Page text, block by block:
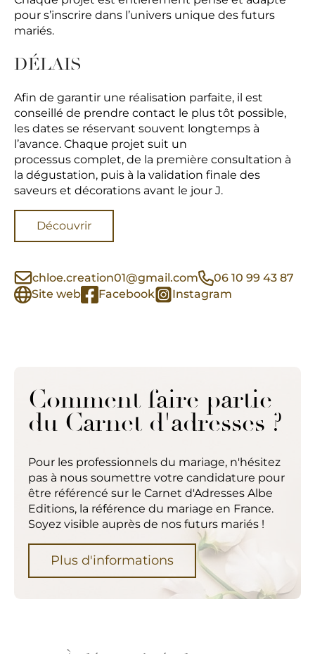
pour s’inscrire dans l’univers unique des futurs
mariés.
DÉLAIS
Afin de garantir une réalisation parfaite, il est
conseillé de prendre contact le plus tôt possible,
les dates se réservant souvent longtemps à
l’avance. Chaque projet suit un
processus complet, de la première consultation à
la dégustation, puis à la validation finale des
saveurs et décorations avant le jour J.
Découvrir
chloe.creation01@gmail.com
06 10 99 43 87
Site web
Facebook Instagram
Comment faire partie
du Carnet d'adresses ?
Pour les professionnels du mariage, n'hésitez
pas à nous soumettre votre candidature pour
être référencé sur le Carnet d'Adresses Albe
Editions, la référence du mariage en France.
Soyez visible auprès de nos futurs mariés !
Plus d'informations